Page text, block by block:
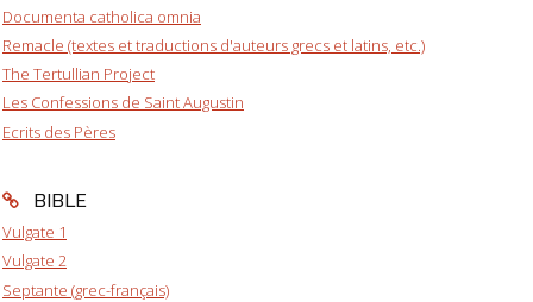
Documenta catholica omnia
Remacle (textes et traductions d'auteurs grecs et latins, etc.)
The Tertullian Project
Les Confessions de Saint Augustin
Ecrits des Pères
BIBLE
Vulgate 1
Vulgate 2
Septante (grec-français)